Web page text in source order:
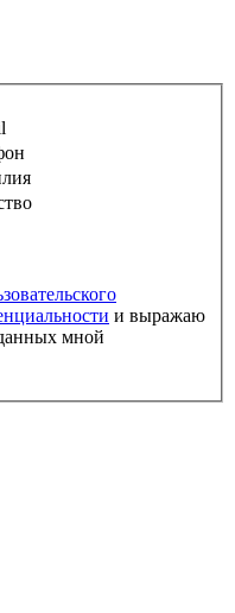
и выражаю
мной